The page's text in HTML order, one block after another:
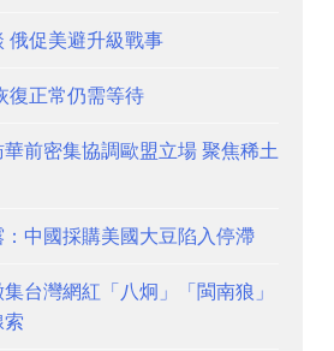
俄促美避升級戰事
復正常仍需等待
前密集協調歐盟立場 聚焦稀土
中國採購美國大豆陷入停滯
台灣網紅「八炯」「閩南狼」